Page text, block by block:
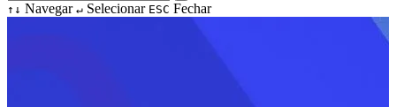
↑↓ Navegar ↵ Selecionar ESC Fechar